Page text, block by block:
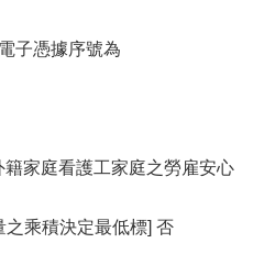
子憑據序號為
家庭看護工家庭之勞雇安心
之乘積決定最低標] 否